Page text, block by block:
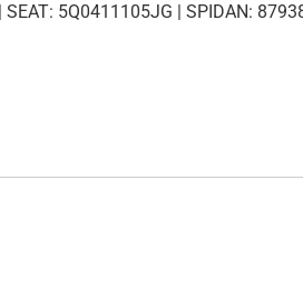
5Q0411105JG | SPIDAN: